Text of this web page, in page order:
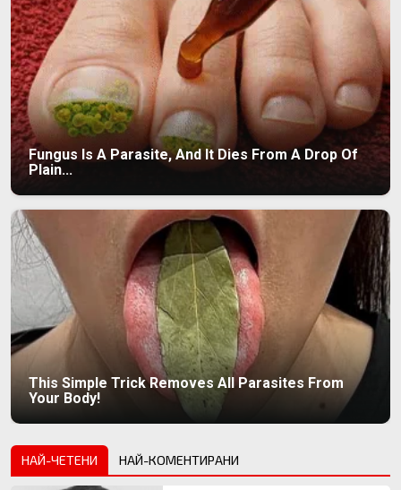
Fungus Is A Parasite, And It Dies From A Drop Of
Plain...
This Simple Trick Removes All Parasites From
Your Body!
НАЙ-ЧЕТЕНИ НАЙ-КОМЕНТИРАНИ